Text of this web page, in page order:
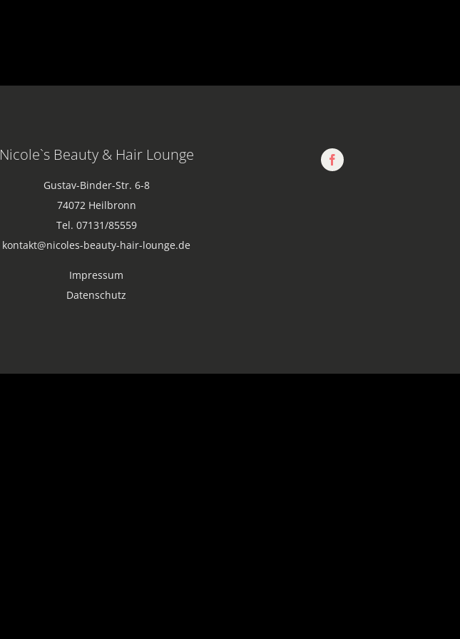
Nicole`s Beauty & Hair Lounge
Gustav-Binder-Str. 6-8
74072 Heilbronn
Tel. 07131/85559
kontakt@nicoles-beauty-hair-lounge.de
Impressum
Datenschutz